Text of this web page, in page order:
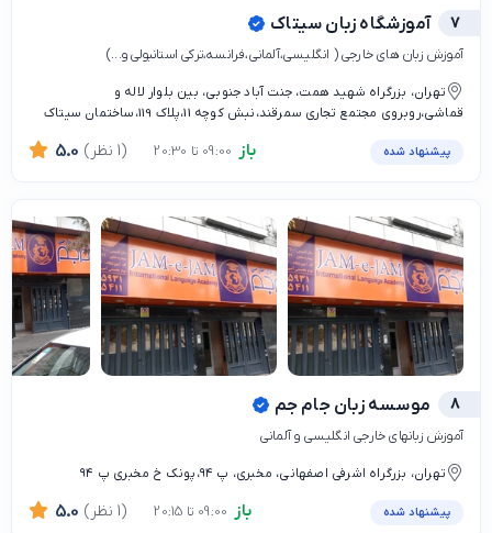
7 آموزشگاه زبان سیتاک
آموزش زبان های خارجی ( انگلیسی،آلمانی،فرانسه،ترکی استانبولی و...)
تهران، بزرگراه شهید همت، جنت آباد جنوبی، بین بلوار لاله و
قماشی،روبروی مجتمع تجاری سمرقند،نبش کوچه 11،پلاک 119،ساختمان سیتاک
پیشنهاد شده باز 5.0 (1 نظر)
8 موسسه زبان جام جم
آموزش زبانهای خارجی انگلیسی و آلمانی
تهران، بزرگراه اشرفی اصفهانی، مخبری، پ ۹۴،پونک خ مخبری پ ۹۴
پیشنهاد شده باز 5.0 (1 نظر)